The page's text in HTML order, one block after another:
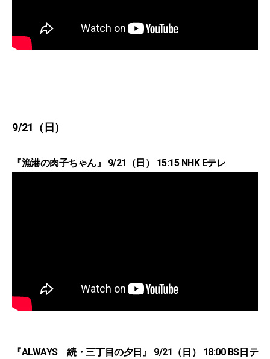
9/21（日）
『漁港の肉子ちゃん』 9/21（日） 15:15 NHK Eテレ
『ALWAYS 続・三丁目の夕日』 9/21（日） 18:00 BS日テ